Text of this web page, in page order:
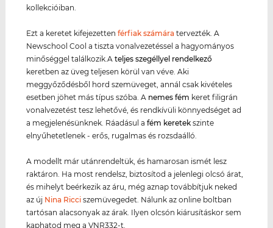
kollekcióiban.
Ezt a keretet kifejezettenférfiak számára tervezték. A
Newschool Cool a tiszta vonalvezetéssel a hagyományos
minőséggel találkozik.Ateljes szegéllyel rendelkező
keretben az üveg teljesen körül van véve. Aki
meggyőződésből hord szemüveget, annál csak kivételes
esetben jöhet más típus szóba. A nemes fém keret filigrán
vonalvezetést tesz lehetővé, és rendkívüli könnyedséget ad
a megjelenésünknek. Ráadásul afém keretek szinte
elnyűhetetlenek - erős, rugalmas és rozsdaálló.
A modellt már utánrendeltük, és hamarosan ismét lesz
raktáron. Ha most rendelsz, biztosítod a jelenlegi olcsó árat,
és mihelyt beérkezik az áru, még aznap továbbítjuk neked
az új Nina Ricci szemüvegedet. Nálunk az online boltban
tartósan alacsonyak az árak. Ilyen olcsón kiárusításkor sem
kaphatod meg a VNR332-t.